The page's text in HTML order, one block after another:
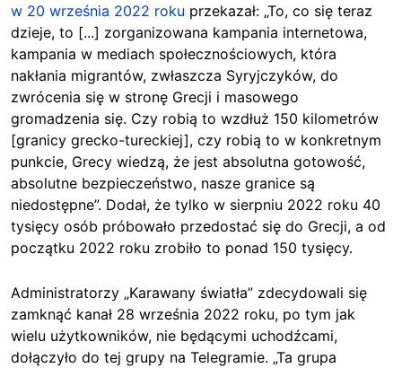
w 20 września 2022 roku przekazał: „To, co się teraz
dzieje, to [...] zorganizowana kampania internetowa,
kampania w mediach społecznościowych, która
nakłania migrantów, zwłaszcza Syryjczyków, do
zwrócenia się w stronę Grecji i masowego
gromadzenia się. Czy robią to wzdłuż 150 kilometrów
[granicy grecko-tureckiej], czy robią to w konkretnym
punkcie, Grecy wiedzą, że jest absolutna gotowość,
absolutne bezpieczeństwo, nasze granice są
niedostępne”. Dodał, że tylko w sierpniu 2022 roku 40
tysięcy osób próbowało przedostać się do Grecji, a od
początku 2022 roku zrobiło to ponad 150 tysięcy.
Administratorzy „Karawany światła” zdecydowali się
zamknąć kanał 28 września 2022 roku, po tym jak
wielu użytkowników, nie będącymi uchodźcami,
dołączyło do tej grupy na Telegramie. „Ta grupa